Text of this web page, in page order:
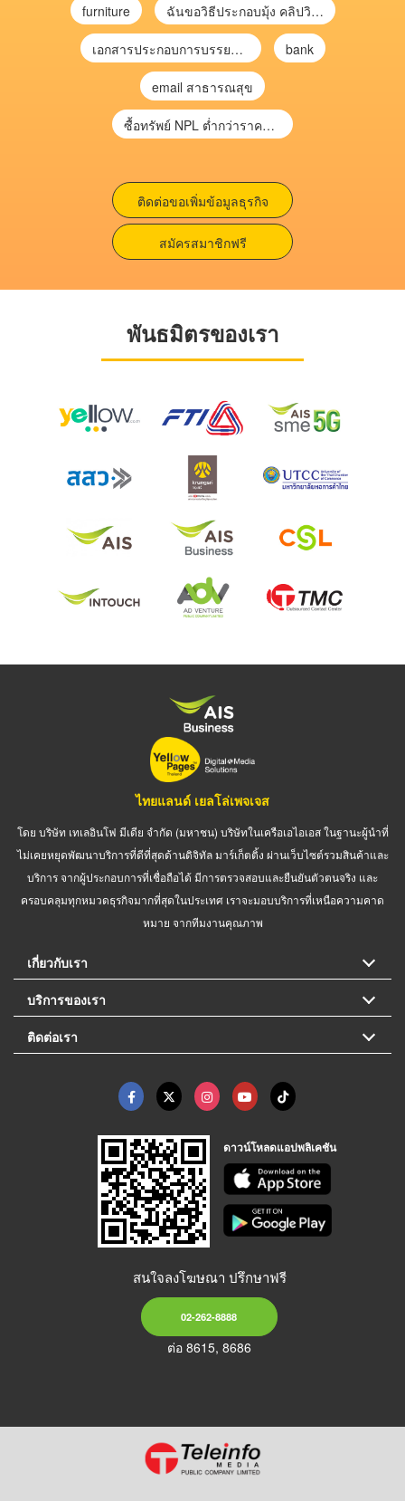
furniture ฉันขอวิธีประกอบมุ้ง คลิปวิดีโอ การประกอบมุ้ง
เอกสารประกอบการบรรยาย การประเมินความเสี่ยงเพื่อวางแผนการตรวจสอบ \ bank
email สาธารณสุข
ซื้อทรัพย์ NPL ต่ำกว่าราคาตลาด 30-70% แบบไม่ต้องไปประมูล”
ติดต่อขอเพิ่มข้อมูลธุรกิจ
สมัครสมาชิกฟรี
พันธมิตรของเรา
ไทยแลนด์ เยลโล่เพจเจส
โดย บริษัท เทเลอินโฟ มีเดีย จำกัด (มหาชน) บริษัทในเครือเอไอเอส ในฐานะผู้นำที่
ไม่เคยหยุดพัฒนาบริการที่ดีที่สุดด้านดิจิทัล มาร์เก็ตติ้ง ผ่านเว็บไซต์รวมสินค้าและ
บริการ จากผู้ประกอบการที่เชื่อถือได้ มีการตรวจสอบและยืนยันตัวตนจริง และ
ครอบคลุมทุกหมวดธุรกิจมากที่สุดในประเทศ เราจะมอบบริการที่เหนือความคาด
หมาย จากทีมงานคุณภาพ
เกี่ยวกับเรา
บริการของเรา
ติดต่อเรา
ดาวน์โหลดแอปพลิเคชัน
สนใจลงโฆษณา ปรึกษาฟรี
02-262-8888
ต่อ 8615, 8686